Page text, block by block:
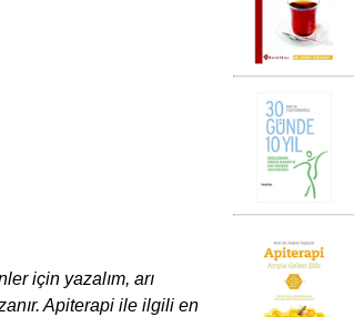
için yazalım, arı
Apiterapi ile ilgili en